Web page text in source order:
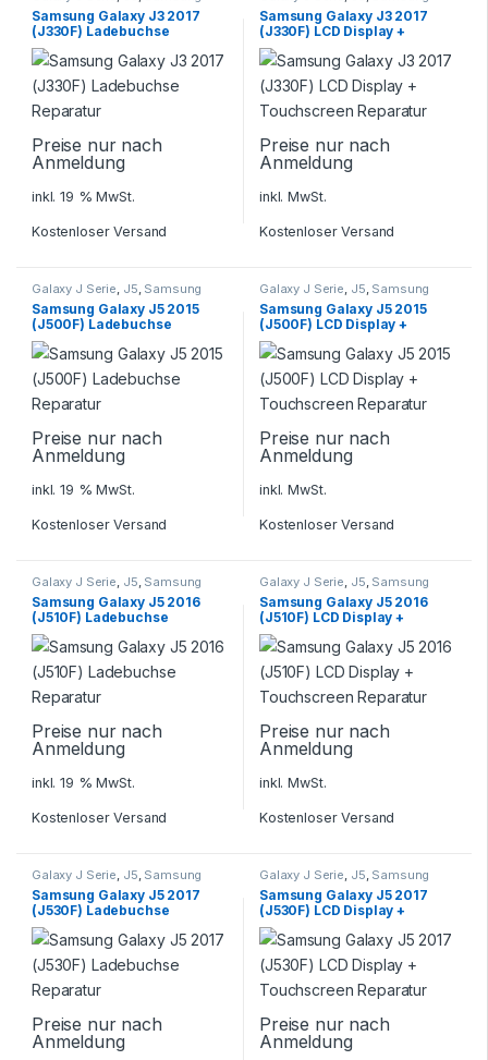
Samsung Galaxy J3 2017
(J330F) Ladebuchse
Reparatur
Preise nur nach
Anmeldung
inkl. 19 % MwSt.
Kostenloser Versand
Samsung Galaxy J3 2017
(J330F) LCD Display +
Touchscreen Reparatur
Preise nur nach
Anmeldung
inkl. MwSt.
Kostenloser Versand
Galaxy J Serie, J5, Samsung
Samsung Galaxy J5 2015
(J500F) Ladebuchse
Reparatur
Preise nur nach
Anmeldung
inkl. 19 % MwSt.
Kostenloser Versand
Galaxy J Serie, J5, Samsung
Samsung Galaxy J5 2015
(J500F) LCD Display +
Touchscreen Reparatur
Preise nur nach
Anmeldung
inkl. MwSt.
Kostenloser Versand
Galaxy J Serie, J5, Samsung
Samsung Galaxy J5 2016
(J510F) Ladebuchse
Reparatur
Preise nur nach
Anmeldung
inkl. 19 % MwSt.
Kostenloser Versand
Galaxy J Serie, J5, Samsung
Samsung Galaxy J5 2016
(J510F) LCD Display +
Touchscreen Reparatur
Preise nur nach
Anmeldung
inkl. MwSt.
Kostenloser Versand
Galaxy J Serie, J5, Samsung
Samsung Galaxy J5 2017
(J530F) Ladebuchse
Reparatur
Preise nur nach
Anmeldung
Galaxy J Serie, J5, Samsung
Samsung Galaxy J5 2017
(J530F) LCD Display +
Touchscreen Reparatur
Preise nur nach
Anmeldung